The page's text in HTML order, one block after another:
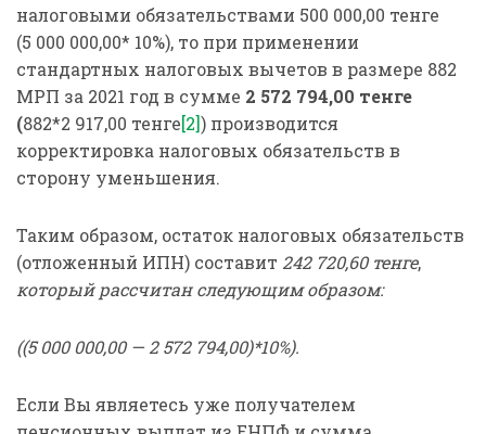
налоговыми обязательствами 500 000,00 тенге
(5 000 000,00* 10%), то при применении
стандартных налоговых вычетов в размере 882
МРП за 2021 год в сумме 2 572 794,00 тенге
(882*2 917,00 тенге[2]) производится
корректировка налоговых обязательств в
сторону уменьшения.
Таким образом, остаток налоговых обязательств
(отложенный ИПН) составит 242 720,60 тенге,
который рассчитан следующим образом:
((5 000 000,00 — 2 572 794,00)*10%).
Если Вы являетесь уже получателем